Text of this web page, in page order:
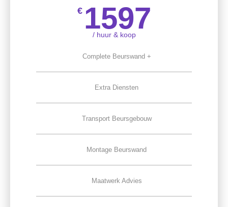
€ 1597
/ huur & koop
Complete Beurswand +
Extra Diensten
Transport Beursgebouw
Montage Beurswand
Maatwerk Advies